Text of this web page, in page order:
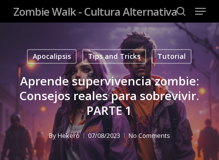
Skip
to
content
Zombie Walk - Cultura Alternativa
search
Menu
Apocalipsis Tips and Tricks Tutorial
Aprende supervivencia zombie:
Consejos reales para sobrevivir.
PARTE 1
ByHekero 07/08/2023 No Comments
Close
Menu